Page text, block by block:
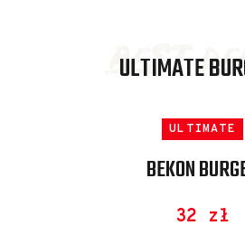
best
ULTIMATE
ULTIMATE
BEKON
32 zł